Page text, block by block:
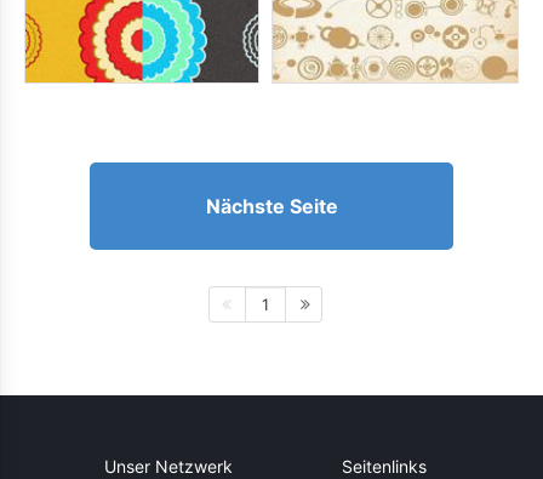
Nächste Seite
1
Unser Netzwerk Seitenlinks